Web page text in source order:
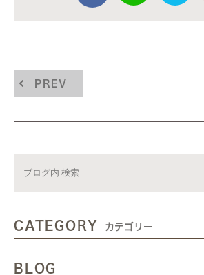
PREV
CATEGORY カテゴリー
BLOG